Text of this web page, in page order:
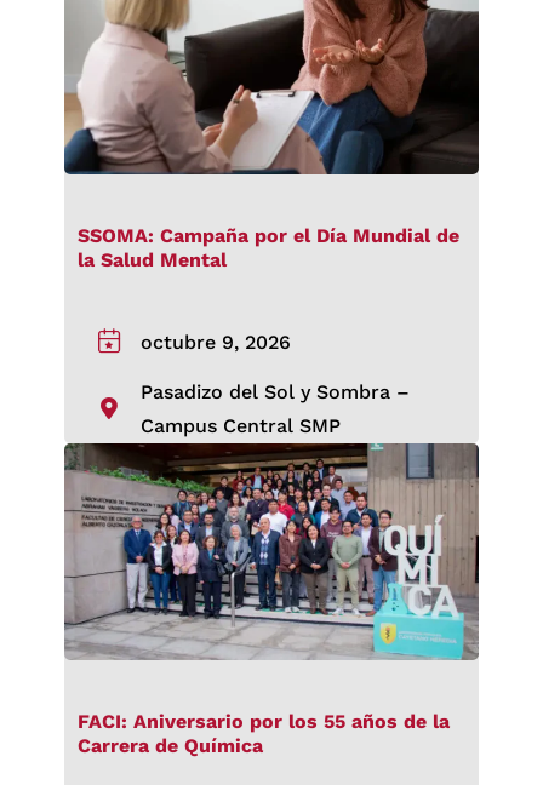
SSOMA: Campaña por el Día Mundial de
la Salud Mental
octubre 9, 2026
Pasadizo del Sol y Sombra –
Campus Central SMP
FACI: Aniversario por los 55 años de la
Carrera de Química